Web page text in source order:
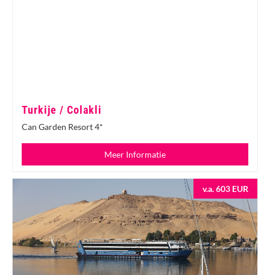
Turkije / Colakli
Can Garden Resort 4*
Meer Informatie
v.a. 603 EUR